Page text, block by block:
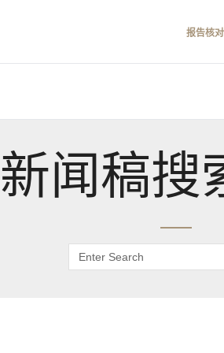
报告核对
新闻稿搜